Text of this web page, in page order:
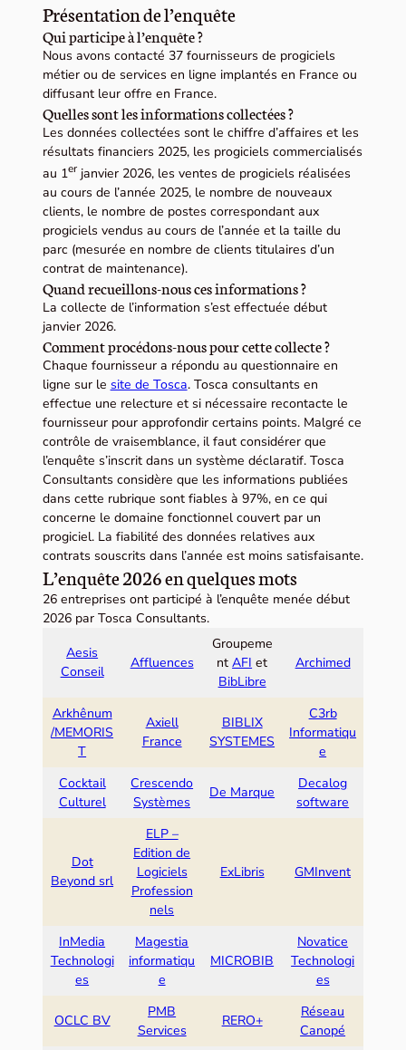
Présentation de l’enquête
Qui participe à l’enquête ?
Nous avons contacté 37 fournisseurs de progiciels
métier ou de services en ligne implantés en France ou
diffusant leur offre en France.
Quelles sont les informations collectées ?
Les données collectées sont le chiffre d’affaires et les
résultats financiers 2025, les progiciels commercialisés
au 1erjanvier 2026, les ventes de progiciels réalisées
au cours de l’année 2025, le nombre de nouveaux
clients, le nombre de postes correspondant aux
progiciels vendus au cours de l’année et la taille du
parc (mesurée en nombre de clients titulaires d’un
contrat de maintenance).
Quand recueillons-nous ces informations ?
La collecte de l’information s’est effectuée début
janvier 2026.
Comment procédons-nous pour cette collecte ?
Chaque fournisseur a répondu au questionnaire en
ligne sur le site de Tosca. Tosca consultants en
effectue une relecture et si nécessaire recontacte le
fournisseur pour approfondir certains points. Malgré ce
contrôle de vraisemblance, il faut considérer que
l’enquête s’inscrit dans un système déclaratif. Tosca
Consultants considère que les informations publiées
dans cette rubrique sont fiables à 97%, en ce qui
concerne le domaine fonctionnel couvert par un
progiciel. La fiabilité des données relatives aux
contrats souscrits dans l’année est moins satisfaisante.
L’enquête 2026 en quelques mots
26 entreprises ont participé à l’enquête menée début
2026 par Tosca Consultants.
Aesis
Conseil
Affluences
Groupeme
ntAFI et
BibLibre
Archimed
Arkhênum
/MEMORIS
T
Axiell
France
BIBLIX
SYSTEMES
C3rb
Informatiqu
e
Cocktail
Culturel
Crescendo
Systèmes
De Marque
Decalog
software
Dot
Beyond srl
ELP –
Edition de
Logiciels
Profession
nels
ExLibris GMInvent
InMedia
Technologi
es
Magestia
informatiqu
e
MICROBIB
Novatice
Technologi
es
OCLC BV
PMB
Services
RERO+
Réseau
Canopé